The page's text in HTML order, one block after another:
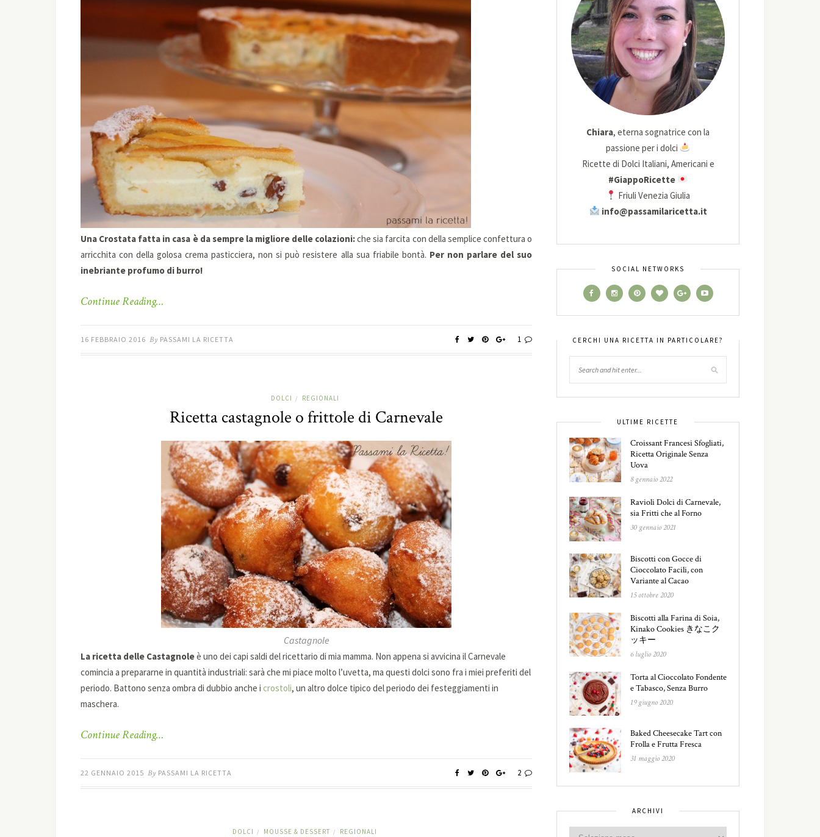
Una Crostata fatta in casa è da sempre la migliore delle colazioni:che sia farcita con della semplice confettura o
arricchita con della golosa crema pasticciera, non si può resistere alla sua friabile bontà. Per non parlare del suo
inebriante profumo di burro!
Continue Reading…
16 FEBBRAIO 2016 By PASSAMI LA RICETTA 1
DOLCI / REGIONALI
Ricetta castagnole o frittole di Carnevale
Castagnole
La ricetta delle Castagnoleè uno dei capi saldi del ricettario di mia mamma. Non appena si avvicina il Carnevale
comincia a prepararne in quantità industriali: sarà che mi piace molto l’uvetta, ma questi dolci sono fra i miei preferiti del
periodo. Battono senza ombra di dubbio anche i crostoli, un altro dolce tipico del periodo dei festeggiamenti in
maschera.
Continue Reading…
22 GENNAIO 2015 By PASSAMI LA RICETTA 2
DOLCI / MOUSSE & DESSERT / REGIONALI
Chiara, eterna sognatrice con la
passione per i dolci
Ricette di Dolci Italiani, Americani e
#GiappoRicette
Friuli Venezia Giulia
info@passamilaricetta.it
SOCIAL NETWORKS
CERCHI UNA RICETTA IN PARTICOLARE?
ULTIME RICETTE
Croissant Francesi Sfogliati,
Ricetta Originale Senza
Uova
8 gennaio 2022
Ravioli Dolci di Carnevale,
sia Fritti che al Forno
30 gennaio 2021
Biscotti con Gocce di
Cioccolato Facili, con
Variante al Cacao
15 ottobre 2020
Biscotti alla Farina di Soia,
Kinako Cookies きなこク
ッキー
6 luglio 2020
Torta al Cioccolato Fondente
e Tabasco, Senza Burro
19 giugno 2020
Baked Cheesecake Tart con
Frolla e Frutta Fresca
31 maggio 2020
ARCHIVI